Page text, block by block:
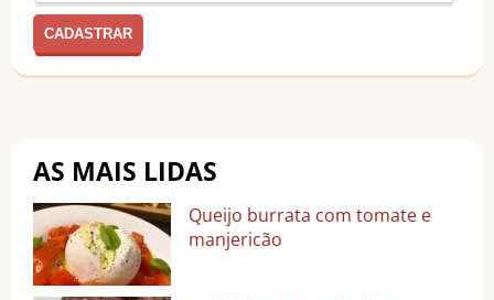
AS MAIS LIDAS
Queijo burrata com tomate e
manjericão